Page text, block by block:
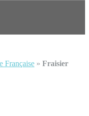
Française » Fraisier